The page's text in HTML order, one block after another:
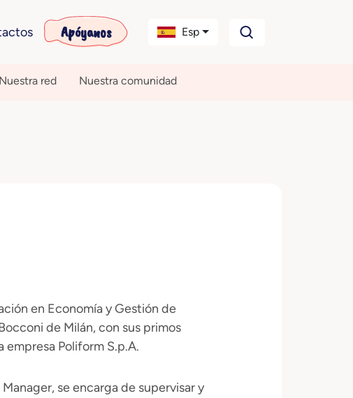
Apóyanos Esp
Nuestra red Nuestra comunidad
en Economía y Gestión de
de Milán, con sus primos
Poliform S.p.A.
se encarga de supervisar y